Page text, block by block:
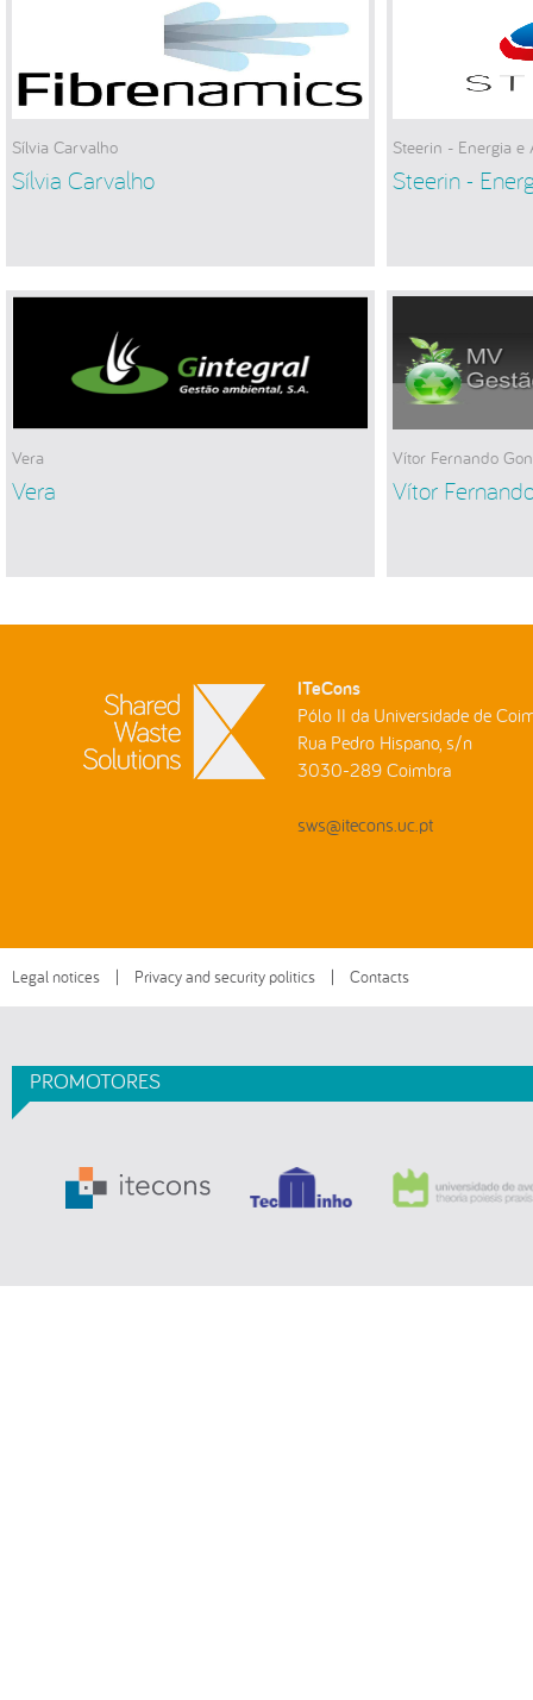
Sílvia Carvalho
Sílvia Carvalho
Steerin - Energia e
Steerin -
Vera
Vera
Vítor Fernando
Vítor
ITeCons
Pólo II da Universidade de
Rua Pedro Hispano, s/n
3030-289 Coimbra
sws@itecons.uc.pt
Legal notices Privacy and security politics Contacts
PROMOTORES